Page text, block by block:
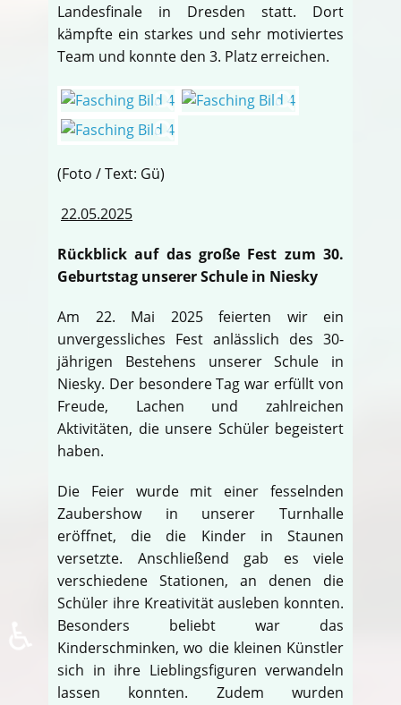
Landesfinale in Dresden statt. Dort
kämpfte ein starkes und sehr motiviertes
Team und konnte den 3. Platz erreichen.
(Foto / Text: Gü)
22.05.2025
Rückblick auf das große Fest zum 30.
Geburtstag unserer Schule in Niesky
Am 22. Mai 2025 feierten wir ein
unvergessliches Fest anlässlich des 30-
jährigen Bestehens unserer Schule in
Niesky. Der besondere Tag war erfüllt von
Freude, Lachen und zahlreichen
Aktivitäten, die unsere Schüler begeistert
haben.
Die Feier wurde mit einer fesselnden
Zaubershow in unserer Turnhalle
eröffnet, die die Kinder in Staunen
versetzte. Anschließend gab es viele
verschiedene Stationen, an denen die
Schüler ihre Kreativität ausleben konnten.
Besonders beliebt war das
Kinderschminken, wo die kleinen Künstler
sich in ihre Lieblingsfiguren verwandeln
lassen konnten. Zudem wurden